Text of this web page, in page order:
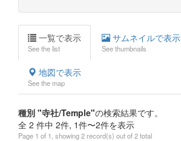
一覧で表示
See the list
サムネイルで表示
See thumbnails
地図で表示
See the map
種別 "寺社/Temple"の検索結果です。
全 2 件中 2件, 1件〜2件を表示
Page 1 of 1, showing 2 record(s) out of 2 total